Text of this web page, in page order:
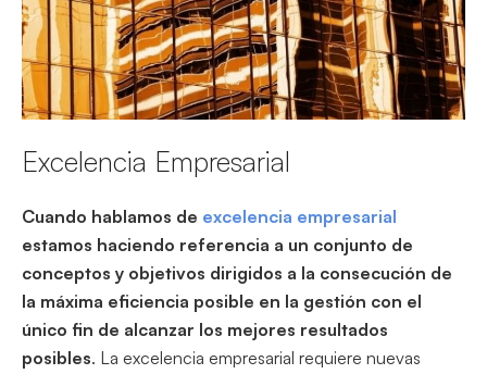
Excelencia Empresarial
Cuando hablamos de excelencia empresarial
estamos haciendo referencia a un conjunto de
conceptos y objetivos dirigidos a la consecución de
la máxima eficiencia posible en la gestión con el
único fin de alcanzar los mejores resultados
posibles. La excelencia empresarial requiere nuevas